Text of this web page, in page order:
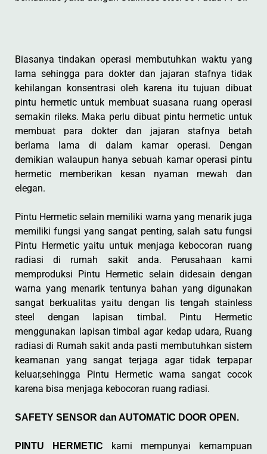
Biasanya tindakan operasi membutuhkan waktu yang
lama sehingga para dokter dan jajaran stafnya tidak
kehilangan konsentrasi oleh karena itu tujuan dibuat
pintu hermetic untuk membuat suasana ruang operasi
semakin rileks. Maka perlu dibuat pintu hermetic untuk
membuat para dokter dan jajaran stafnya betah
berlama lama di dalam kamar operasi. Dengan
demikian walaupun hanya sebuah kamar operasi pintu
hermetic memberikan kesan nyaman mewah dan
elegan.
Pintu Hermetic selain memiliki warna yang menarik juga
memiliki fungsi yang sangat penting, salah satu fungsi
Pintu Hermetic yaitu untuk menjaga kebocoran ruang
radiasi di rumah sakit anda. Perusahaan kami
memproduksi Pintu Hermetic selain didesain dengan
warna yang menarik tentunya bahan yang digunakan
sangat berkualitas yaitu dengan lis tengah stainless
steel dengan lapisan timbal. Pintu Hermetic
menggunakan lapisan timbal agar kedap udara, Ruang
radiasi di Rumah sakit anda pasti membutuhkan sistem
keamanan yang sangat terjaga agar tidak terpapar
keluar,sehingga Pintu Hermetic warna sangat cocok
karena bisa menjaga kebocoran ruang radiasi.
SAFETY SENSOR dan AUTOMATIC DOOR OPEN.
PINTU HERMETIC
kami mempunyai kemampuan